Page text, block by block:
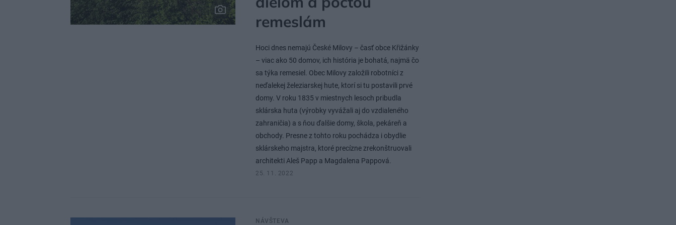
remeslám
Hoci dnes nemajú České Milovy – časť obce Křižánky
– viac ako 50 domov, ich história je bohatá, najmä čo
sa týka remesiel. Obec Milovy založili robotníci z
neďalekej železiarskej hute, ktorí si tu postavili prvé
domy. V roku 1835 v miestnych lesoch pribudla
sklárska huta (výrobky vyvážali aj do vzdialeného
zahraničia) a s ňou ďalšie domy, škola, pekáreň a
obchody. Presne z tohto roku pochádza i obydlie
sklárskeho majstra, ktoré precízne zrekonštruovali
architekti Aleš Papp a Magdalena Pappová.
25. 11. 2022
NÁVŠTEVA